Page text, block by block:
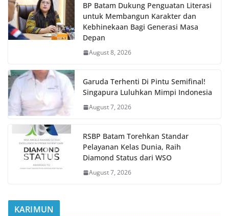
BP Batam Dukung Penguatan Literasi
untuk Membangun Karakter dan
Kebhinekaan Bagi Generasi Masa
Depan
August 8, 2026
Garuda Terhenti Di Pintu Semifinal!
Singapura Luluhkan Mimpi Indonesia
August 7, 2026
RSBP Batam Torehkan Standar
Pelayanan Kelas Dunia, Raih
Diamond Status dari WSO
August 7, 2026
KARIMUN